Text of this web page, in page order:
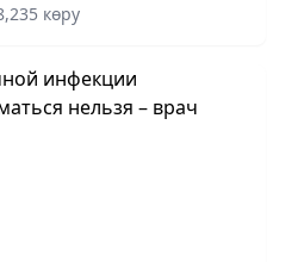
таможенному
көру